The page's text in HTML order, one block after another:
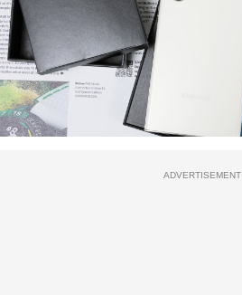
ADVERTISEMENT